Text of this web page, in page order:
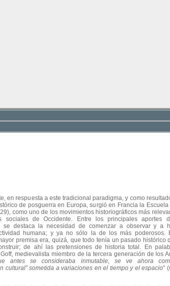
en respuesta a este tradicional paradigma, y como
de posguerra en Europa, surgió en Francia la
como uno de los movimientos historiográficos más
sociales de Occidente. Entre los principales aportes
se destaca la necesidad de comenzar a observar y a
humana; y ya no sólo la de los más poderosos.
premisa era, quizá, que todo tenía un pasado histórico
de ahí las pretensiones de historia total. En
medievalista miembro de la tercera generación de los
antes se consideraba inmutable, se ve ahora
cultural” sometida a variaciones en el tiempo y el espacio” (